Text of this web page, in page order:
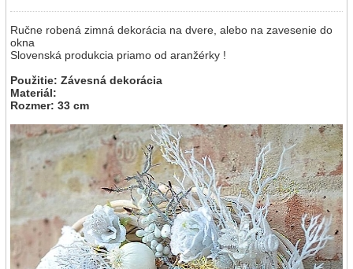
Ručne robená zimná dekorácia na dvere, alebo na zavesenie do
okna
Slovenská produkcia priamo od aranžérky !
Použitie: Závesná dekorácia
Materiál:
Rozmer: 33 cm